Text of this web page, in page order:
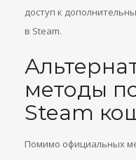
доступ к
в Steam.
методы
Steam
Помимо официальных